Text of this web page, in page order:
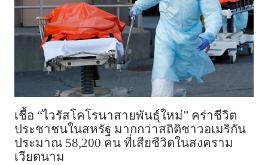
เชื้อ “ไวรัสโคโรนาสายพันธุ์ใหม่” คร่าชีวิต
ประชาชนในสหรัฐ มากกว่าสถิติชาวอเมริกัน
ประมาณ 58,200 คน ที่เสียชีวิตในสงคราม
เวียดนาม